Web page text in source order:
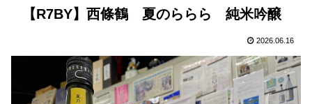
【R7BY】西條鶴 夏のららら 純米吟醸
2026.06.16